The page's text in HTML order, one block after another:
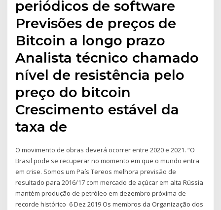
periódicos de software
Previsões de preços de
Bitcoin a longo prazo
Analista técnico chamado
nível de resistência pelo
preço do bitcoin
Crescimento estável da
taxa de
O movimento de obras deverá ocorrer entre 2020 e 2021. “O
Brasil pode se recuperar no momento em que o mundo entra
em crise. Somos um País Tereos melhora previsão de
resultado para 2016/17 com mercado de açúcar em alta Rússia
mantém produção de petróleo em dezembro próxima de
recorde histórico 6 Dez 2019 Os membros da Organização dos